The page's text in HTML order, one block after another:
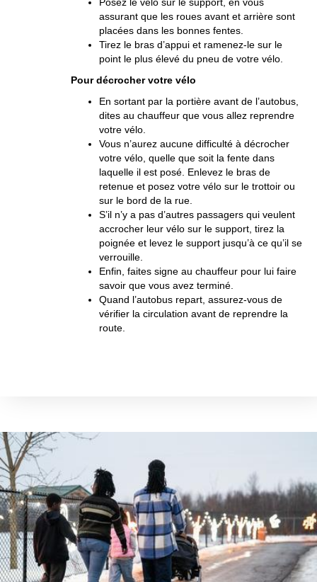
assurant que les roues avant et arrière sont
placées dans les bonnes fentes.
Tirez le bras d’appui et ramenez-le sur le
point le plus élevé du pneu de votre vélo.
Pour décrocher votre vélo
En sortant par la portière avant de l’autobus,
dites au chauffeur que vous allez reprendre
votre vélo.
Vous n’aurez aucune difficulté à décrocher
votre vélo, quelle que soit la fente dans
laquelle il est posé. Enlevez le bras de
retenue et posez votre vélo sur le trottoir ou
sur le bord de la rue.
S’il n’y a pas d’autres passagers qui veulent
accrocher leur vélo sur le support, tirez la
poignée et levez le support jusqu’à ce qu’il se
verrouille.
Enfin, faites signe au chauffeur pour lui faire
savoir que vous avez terminé.
Quand l’autobus repart, assurez-vous de
vérifier la circulation avant de reprendre la
route.